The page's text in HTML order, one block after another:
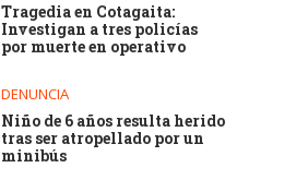
Tragedia en Cotagaita:
Investigan a tres policías
por muerte en operativo
DENUNCIA
Niño de 6 años resulta herido
tras ser atropellado por un
minibús